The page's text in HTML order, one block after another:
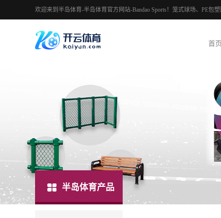
欢迎来到半岛体育-半岛体育官方网站-Bandao Sports！笼式球场、PE包
首页
半岛体育产品